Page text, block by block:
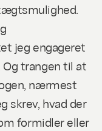
jeg engageret
trangen til at
nærmest
skrev, hvad der
formidler eller